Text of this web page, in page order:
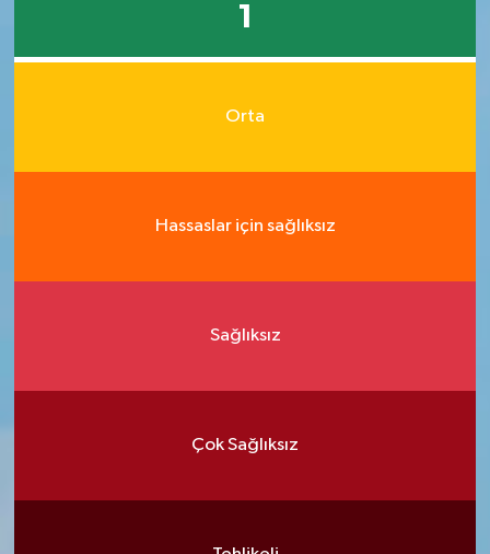
1
Orta
Hassaslar için sağlıksız
Sağlıksız
Çok Sağlıksız